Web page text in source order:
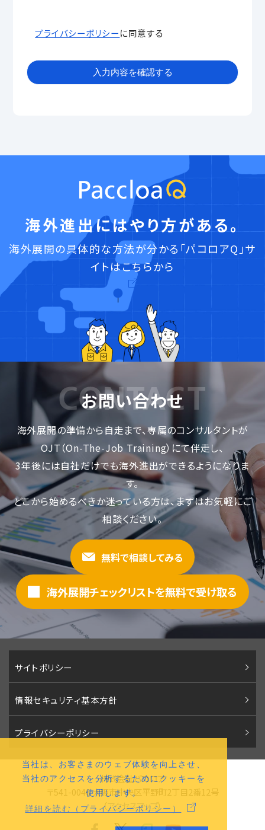
当社は、お客さまのウェブ体験を向上させ、
当社のアクセスを分析するためにクッキーを
使用します。
詳細を読む（プライバシーポリシー）
プライバシーポリシーに同意する
海外進出にはやり方がある。
海外展開の具体的な方法が分かる「パコロアQ」サ
イトはこちらから
お問い合わせ
海外展開の準備から自走まで、専属のコンサルタントが
OJT（On-The-Job Training）にて伴走し、
3年後には自社だけでも海外進出ができるようになりま
す。
どこから始めるべきか迷っている方は、まずはお気軽にご
相談ください。
無料で相談してみる
海外展開チェックリストを無料で受け取る
サイトポリシー
情報セキュリティ基本方針
プライバシーポリシー
株式会社パコロア
〒541-0046 大阪市中央区平野町2丁目2番12号
（アクセスマップ）